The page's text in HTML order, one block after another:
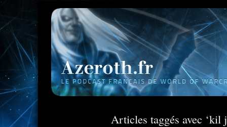
Articles taggés avec ‘kil